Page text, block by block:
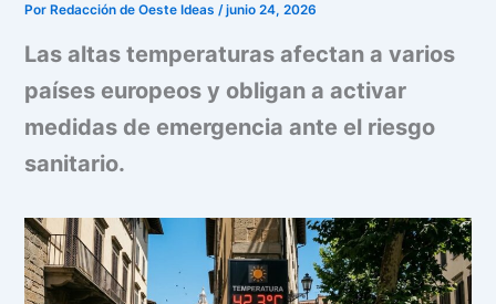
Por Redacción de Oeste Ideas/junio 24, 2026
Las altas temperaturas afectan a varios
países europeos y obligan a activar
medidas de emergencia ante el riesgo
sanitario.